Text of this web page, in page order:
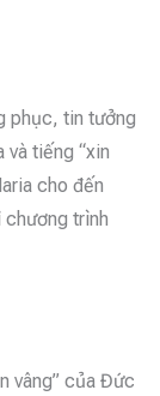
phục, tin tưởng
và tiếng “xin
cho đến
trình
vâng” của Đức